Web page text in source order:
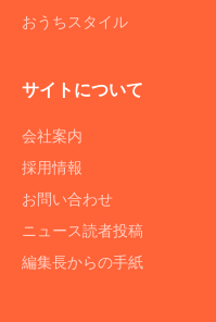
おうちスタイル
サイトについて
会社案内
採用情報
お問い合わせ
ニュース読者投稿
編集長からの手紙